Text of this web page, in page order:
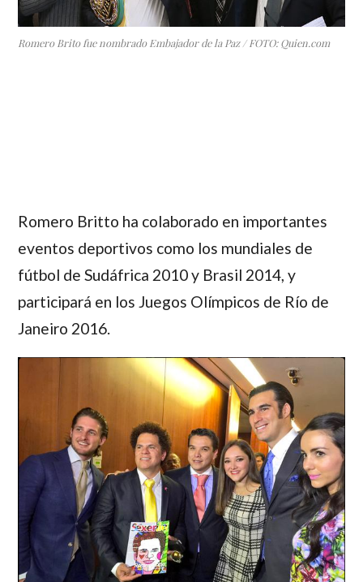
Romero Brito fue nombrado Embajador de la Paz / FOTO: Quien.com
Romero Britto ha colaborado en importantes
eventos deportivos como los mundiales de
fútbol de Sudáfrica 2010 y Brasil 2014, y
participará en los Juegos Olímpicos de Río de
Janeiro 2016.